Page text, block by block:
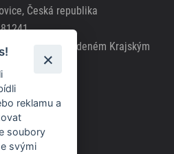
Česká republika
rejstříku vedeném Krajským
C63717
reklamu a
soubory
svými